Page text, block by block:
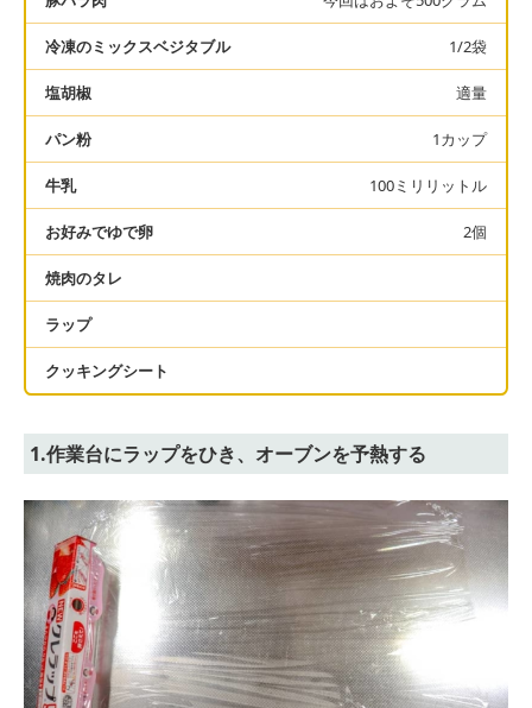
冷凍のミックスベジタブル 1/2袋
塩胡椒 適量
パン粉 1カップ
牛乳 100ミリリットル
お好みでゆで卵 2個
焼肉のタレ
ラップ
クッキングシート
1.作業台にラップをひき、オーブンを予熱する